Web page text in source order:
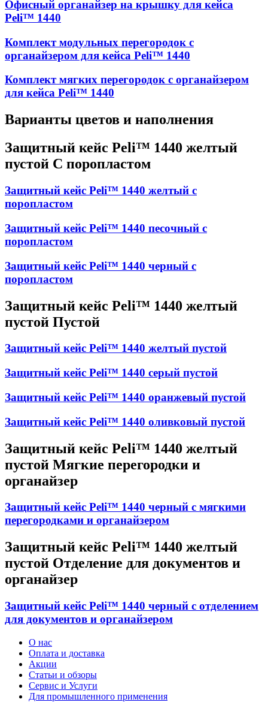
Офисный органайзер на крышку для кейса
Peli™ 1440
Комплект модульных перегородок с
органайзером для кейса Peli™ 1440
Комплект мягких перегородок с органайзером
для кейса Peli™ 1440
Варианты цветов и наполнения
Защитный кейс Peli™ 1440 желтый
пустой С поропластом
Защитный кейс Peli™ 1440 желтый с
поропластом
Защитный кейс Peli™ 1440 песочный с
поропластом
Защитный кейс Peli™ 1440 черный с
поропластом
Защитный кейс Peli™ 1440 желтый
пустой Пустой
Защитный кейс Peli™ 1440 желтый пустой
Защитный кейс Peli™ 1440 серый пустой
Защитный кейс Peli™ 1440 оранжевый пустой
Защитный кейс Peli™ 1440 оливковый пустой
Защитный кейс Peli™ 1440 желтый
пустой Мягкие перегородки и
органайзер
Защитный кейс Peli™ 1440 черный с мягкими
перегородками и органайзером
Защитный кейс Peli™ 1440 желтый
пустой Отделение для документов и
органайзер
Защитный кейс Peli™ 1440 черный с отделением
для документов и органайзером
О нас
Оплата и доставка
Акции
Статьи и обзоры
Сервис и Услуги
Для промышленного применения